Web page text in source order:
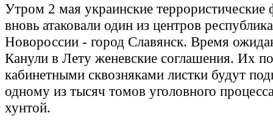
Утром 2 мая украинские
вновь атаковали один из центров
Новороссии - город Славянск. Время
Канули в Лету женевские соглашения. Их
кабинетными сквозняками листки будут
одному из тысяч томов уголовного
хунтой.